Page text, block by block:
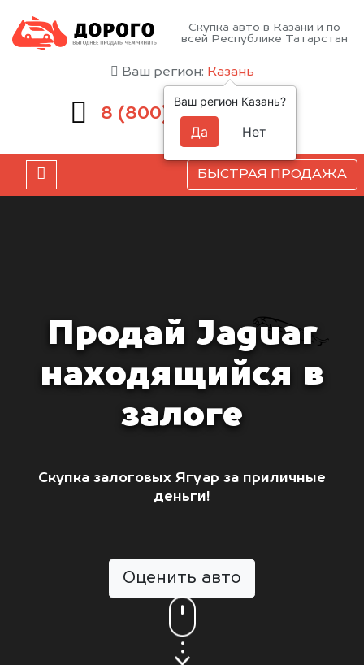
Скупка авто в Казани и по
всей Республике Татарстан
Ваш регион: Казань
8 (800) 551-81-15
БЫСТРАЯ ПРОДАЖА
Продай Jaguar
находящийся в
залоге
Скупка залоговых Ягуар за приличные
деньги!
Оценить авто
Ваш регион Казань?
Да Нет